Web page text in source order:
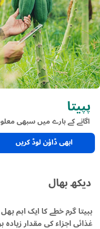
پپیتا
اگانے کے بارے میں سبھی
ابھی ڈاؤن لوڈ کریں
دیکھ بھال
پپیتا گرم خطے کا ایک
غذائی اجزاء کی مقدار